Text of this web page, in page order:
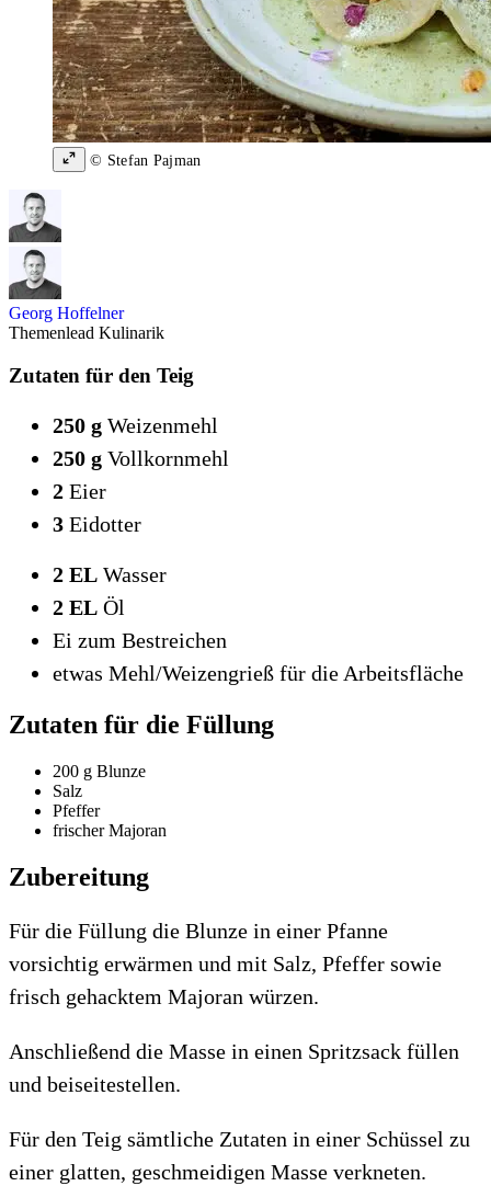
© Stefan Pajman
Georg Hoffelner
Themenlead Kulinarik
Zutaten für den Teig
250 g Weizenmehl
250 g Vollkornmehl
2 Eier
3 Eidotter
2 EL Wasser
2 EL Öl
Ei zum Bestreichen
etwas Mehl/Weizengrieß für die Arbeitsfläche
Zutaten für die Füllung
200 g Blunze
Salz
Pfeffer
frischer Majoran
Zubereitung
Für die Füllung die Blunze in einer Pfanne
vorsichtig erwärmen und mit Salz, Pfeffer sowie
frisch gehacktem Majoran würzen.
Anschließend die Masse in einen Spritzsack füllen
und beiseitestellen.
Für den Teig sämtliche Zutaten in einer Schüssel zu
einer glatten, geschmeidigen Masse verkneten.